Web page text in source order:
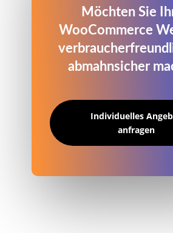
Möchten Sie
WooCommerce
abmahnsicher
Individuelles
anfragen